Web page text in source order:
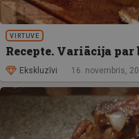
VIRTUVE
Recepte. Variācija
Ekskluzīvi 16. novembris,